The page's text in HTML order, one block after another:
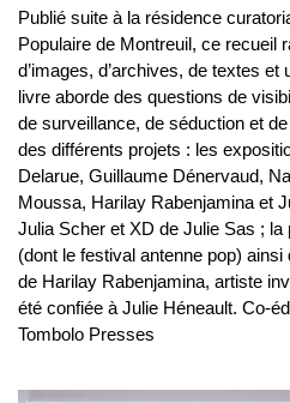
Publié suite à la résidence
Populaire de Montreuil, ce recueil
d’images, d’archives, de textes et
livre aborde des questions de
de surveillance, de séduction et
des différents projets : les
Delarue, Guillaume Dénervaud,
Moussa, Harilay Rabenjamina et
Julia Scher et XD de Julie Sas ; la
(dont le festival antenne pop)
de Harilay Rabenjamina, artiste
été confiée à Julie Héneault. Co-
Tombolo Presses